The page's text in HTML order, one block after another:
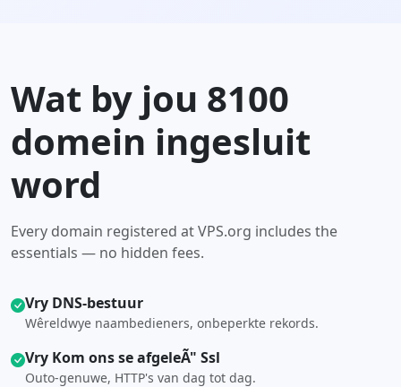
Wat by jou 8100
domein ingesluit
word
Every domain registered at VPS.org includes the
essentials — no hidden fees.
Vry DNS-bestuur
Wêreldwye naambedieners, onbeperkte rekords.
Vry Kom ons se afgeleÃ" Ssl
Outo-genuwe, HTTP's van dag tot dag.